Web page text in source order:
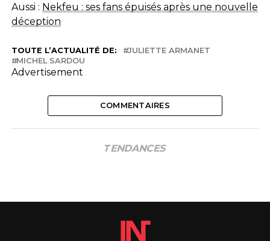
Aussi : Nekfeu : ses fans épuisés après une nouvelle
déception
TOUTE L’ACTUALITÉ DE:
JULIETTE ARMANET
MICHEL SARDOU
Advertisement
COMMENTAIRES
TENDANCES